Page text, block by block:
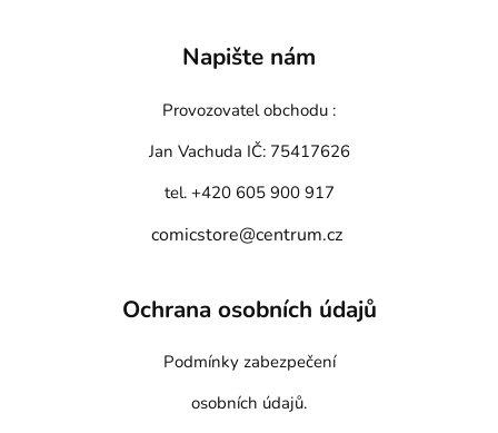
Napište nám
Provozovatel obchodu :
Jan Vachuda IČ: 75417626
tel. +420 605 900 917
comicstore@centrum.cz
Ochrana osobních údajů
Podmínky zabezpečení
osobních údajů.